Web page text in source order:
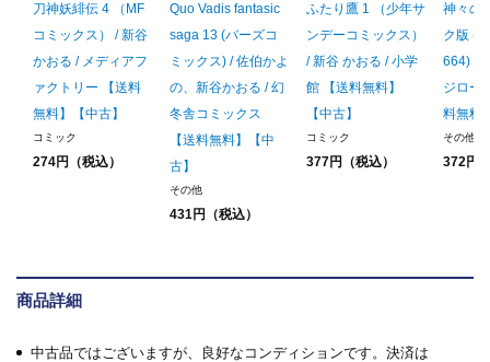
刀神妖緋伝 4 （MF
コミックス） / 新谷
かおる / メディアフ
ァクトリー 【送料
無料】【中古】
コミック
274円（税込）
Quo Vadis fantasic
saga 13 (バーズコ
ミックス) / 佐伯かよ
の、新谷かおる / 幻
冬舎コミックス
【送料無料】【中
古】
その他
431円（税込）
ふたり鷹 1 （少年サ
ンデーコミックス）
/ 新谷 かおる / 小学
館 【送料無料】
【中古】
コミック
377円（税込）
神々の
ク版 (
664) /
ジロー
料無料
その他
372円
商品詳細
中古品ではございますが、良好なコンディションです。決済は